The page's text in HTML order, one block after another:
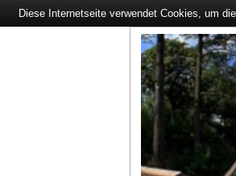
Diese Internetseite verwendet Cookies, um